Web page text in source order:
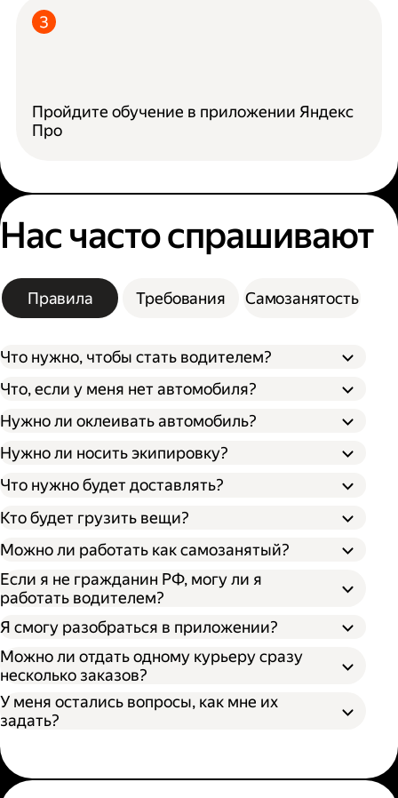
Пройдите обучение в приложении Яндекс
Про
Нас часто спрашивают
Правила Требования Самозанятость
Что нужно, чтобы стать водителем?
Что, если у меня нет автомобиля?
Нужно ли оклеивать автомобиль?
Нужно ли носить экипировку?
Что нужно будет доставлять?
Кто будет грузить вещи?
Можно ли работать как самозанятый?
Если я не гражданин РФ, могу ли я
работать водителем?
Я смогу разобраться в приложении?
Можно ли отдать одному курьеру сразу
несколько заказов?
У меня остались вопросы, как мне их
задать?